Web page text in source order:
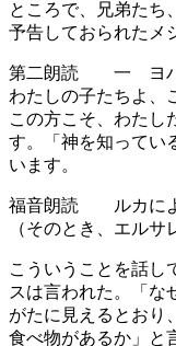
ところで、兄弟たち
予告しておられたメ
第二朗読 一 ヨハ
わたしの子たちよ、
この方こそ、わたし
す。「神を知ってい
います。
福音朗読 ルカに
（そのとき、エル
こういうことを話し
スは言われた。「な
がたに見えるとおり
食べ物があるか」と